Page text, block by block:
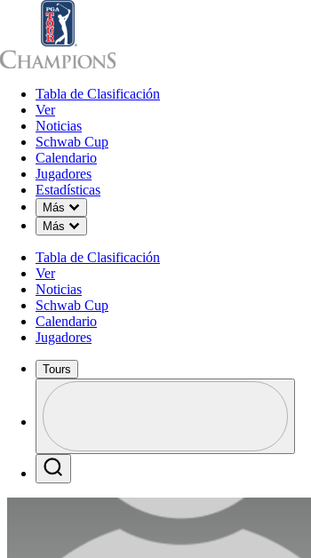
Tabla de Clasificación
Ver
Noticias
Schwab Cup
Calendario
Jugadores
Estadísticas
Más
Down Chevron
Más
Down Chevron
Tabla de Clasificación
Ver
Noticias
Schwab Cup
Calendario
Jugadores
Tours
Profile / PGA Tour Pass Logo